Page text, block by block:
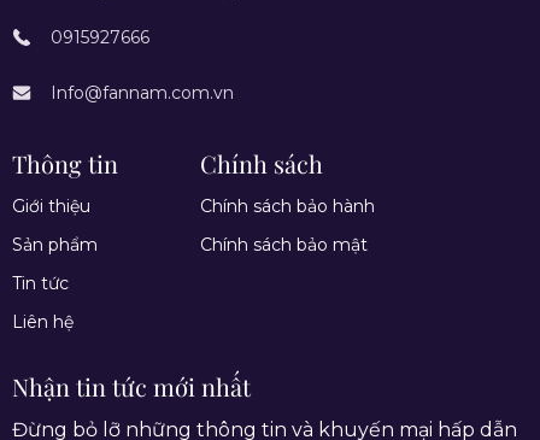
0915927666
Info@fannam.com.vn
Thông tin
Giới thiệu
Sản phẩm
Tin tức
Liên hệ
Chính sách
Chính sách bảo hành
Chính sách bảo mật
Nhận tin tức mới nhất
Đừng bỏ lỡ những thông tin và khuyến mại hấp dẫn